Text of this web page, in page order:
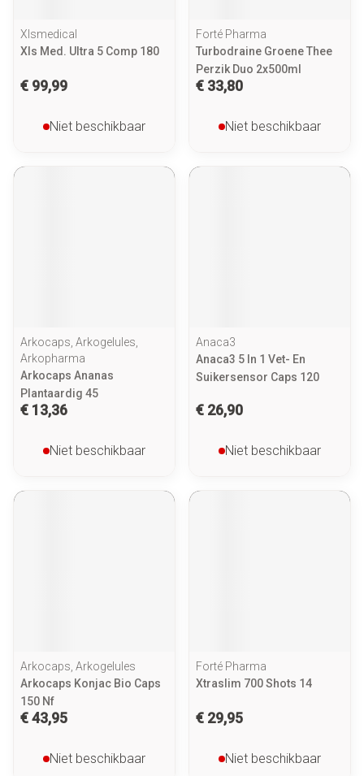
Xlsmedical
Xls Med. Ultra 5 Comp 180
€ 99,99
Niet beschikbaar
Forté Pharma
Turbodraine Groene Thee
Perzik Duo 2x500ml
€ 33,80
Niet beschikbaar
Arkocaps, Arkogelules,
Arkopharma
Arkocaps Ananas
Plantaardig 45
€ 13,36
Niet beschikbaar
Anaca3
Anaca3 5 In 1 Vet- En
Suikersensor Caps 120
€ 26,90
Niet beschikbaar
Arkocaps, Arkogelules
Arkocaps Konjac Bio Caps
150 Nf
€ 43,95
Niet beschikbaar
Forté Pharma
Xtraslim 700 Shots 14
€ 29,95
Niet beschikbaar